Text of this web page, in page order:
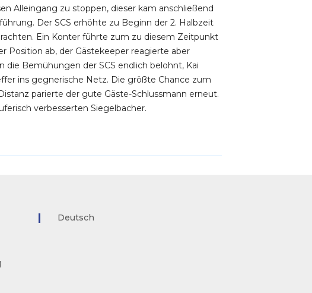
Alleingang zu stoppen, dieser kam anschließend
Der SCS erhöhte zu Beginn der 2. Halbzeit
Ein Konter führte zum zu diesem Zeitpunkt
Position ab, der Gästekeeper reagierte aber
Bemühungen der SCS endlich belohnt, Kai
ins gegnerische Netz. Die größte Chance zum
parierte der gute Gäste-Schlussmann erneut.
verbesserten Siegelbacher.
Deutsch